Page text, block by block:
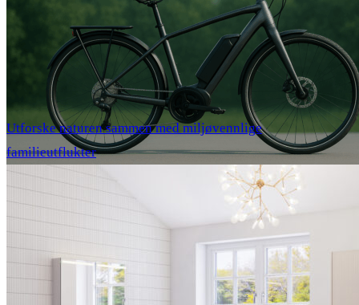
Utforske naturen sammen med miljøvennlige
familieutflukter